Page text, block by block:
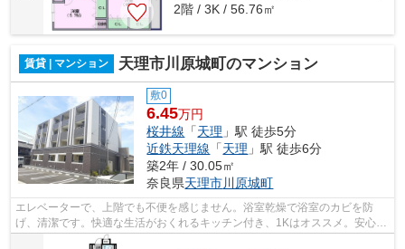
2階 / 3K / 56.76㎡
賃貸 | マンション 天理市川原城町のマンション
敷0
6.45万円
桜井線 「天理 」駅 徒歩5分
近鉄天理線 「天理 」駅 徒歩6分
築2年 / 30.05㎡
奈良県天理市川原城町
エレベーターで、上階でも不便を感じません。浴室乾燥で浴室のカビを防
げ、清潔です。快適な生活がおくれるキッチン付き、1Kはオススメ。安心の
オートロック付き物件で多くの方に好評...